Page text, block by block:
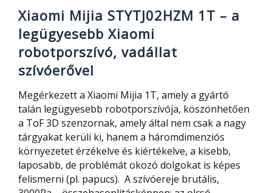
térkép
készítéssel
Xiaomi Mijia STYTJ02HZM 1T – a
legügyesebb Xiaomi
robotporszívó, vadállat
szívóerővel
Megérkezett a Xiaomi Mijia 1T, amely a gyártó
talán legügyesebb robotporszívója, köszönhetően
a ToF 3D szenzornak, amely által nem csak a nagy
tárgyakat kerüli ki, hanem a háromdimenziós
környezetet érzékelve és kiértékelve, a kisebb,
laposabb, de problémát okozó dolgokat is képes
felismerni (pl. papucs). A szívóereje brutális,